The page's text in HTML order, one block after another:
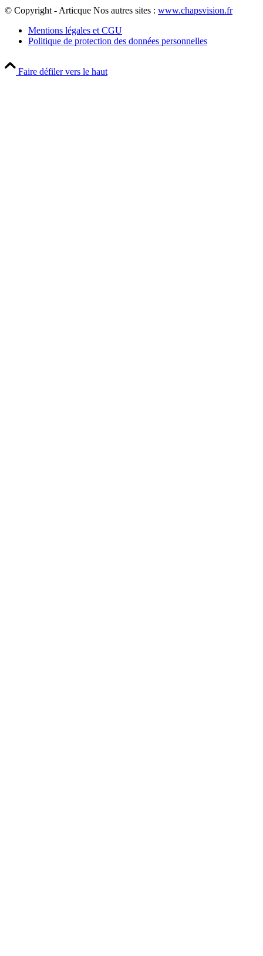
© Copyright - Articque Nos autres sites : www.chapsvision.fr
Mentions légales et CGU
Politique de protection des données personnelles
Faire défiler vers le haut